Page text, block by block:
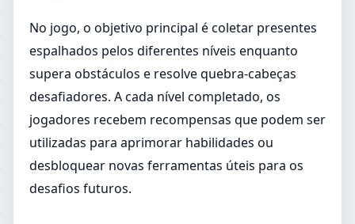
No jogo, o objetivo principal é coletar presentes
espalhados pelos diferentes níveis enquanto
supera obstáculos e resolve quebra-cabeças
desafiadores. A cada nível completado, os
jogadores recebem recompensas que podem ser
utilizadas para aprimorar habilidades ou
desbloquear novas ferramentas úteis para os
desafios futuros.